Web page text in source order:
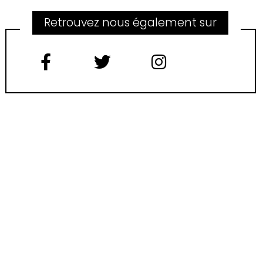
Retrouvez nous également sur